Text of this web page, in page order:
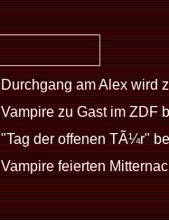
Durchgang am Alex wird
Vampire zu Gast im ZDF
"Tag der offenen TÃ¼r"
Vampire feierten